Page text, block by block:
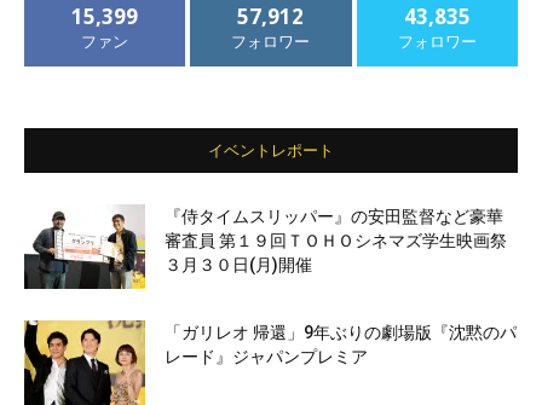
15,399
ファン
57,912
フォロワー
43,835
フォロワー
イベントレポート
『侍タイムスリッパー』の安田監督など豪華
審査員 第１９回ＴＯＨＯシネマズ学生映画祭
３月３０日(月)開催
「ガリレオ 帰還」9年ぶりの劇場版『沈黙のパ
レード』ジャパンプレミア